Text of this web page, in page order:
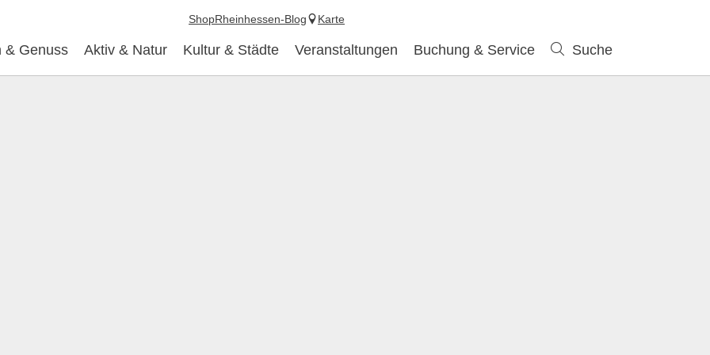
& Genuss Aktiv & Natur Kultur & Städte Veranstaltungen Buchung & Service Suche
ShopRheinhessen-Blog Karte